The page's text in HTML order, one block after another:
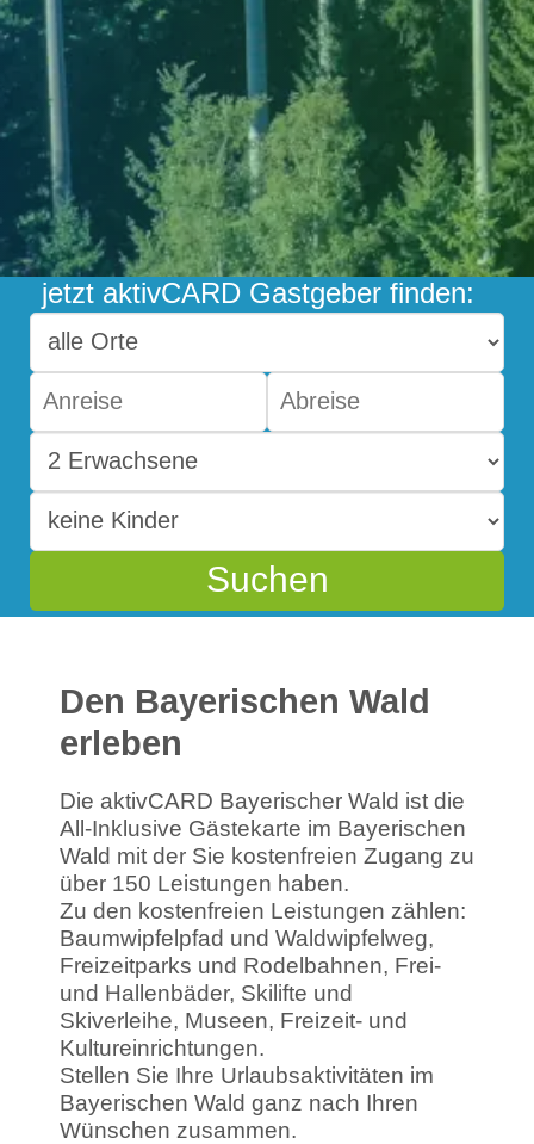
jetzt aktivCARD Gastgeber finden:
Suchen
Den Bayerischen Wald
erleben
Die aktivCARD Bayerischer Wald ist die
All-Inklusive Gästekarte im Bayerischen
Wald mit der Sie kostenfreien Zugang zu
über 150 Leistungen haben.
Zu den kostenfreien Leistungen zählen:
Baumwipfelpfad und Waldwipfelweg,
Freizeitparks und Rodelbahnen, Frei-
und Hallenbäder, Skilifte und
Skiverleihe, Museen, Freizeit- und
Kultureinrichtungen.
Stellen Sie Ihre Urlaubsaktivitäten im
Bayerischen Wald ganz nach Ihren
Wünschen zusammen.